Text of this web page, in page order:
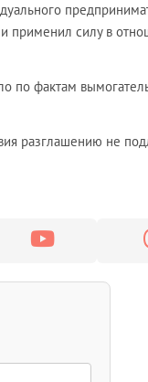
применил силу в
по фактам
разглашению не